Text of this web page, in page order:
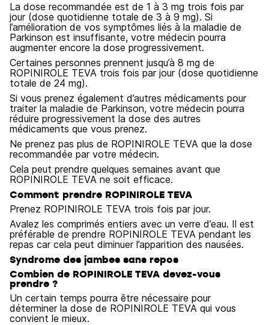
La dose recommandée est de 1 à 3 mg trois fois par
jour (dose quotidienne totale de 3 à 9 mg). Si
l’amélioration de vos symptômes liés à la maladie de
Parkinson est insuffisante, votre médecin pourra
augmenter encore la dose progressivement.
Certaines personnes prennent jusqu’à 8 mg de
ROPINIROLE TEVA trois fois par jour (dose quotidienne
totale de 24 mg).
Si vous prenez également d’autres médicaments pour
traiter la maladie de Parkinson, votre médecin pourra
réduire progressivement la dose des autres
médicaments que vous prenez.
Ne prenez pas plus de ROPINIROLE TEVA que la dose
recommandée par votre médecin.
Cela peut prendre quelques semaines avant que
ROPINIROLE TEVA ne soit efficace.
Comment prendre ROPINIROLE TEVA
Prenez ROPINIROLE TEVA trois fois par jour.
Avalez les comprimés entiers avec un verre d’eau. Il est
préférable de prendre ROPINIROLE TEVA pendant les
repas car cela peut diminuer l’apparition des nausées.
Syndrome des jambes sans repos
Combien de ROPINIROLE TEVA devez-vous
prendre ?
Un certain temps pourra être nécessaire pour
déterminer la dose de ROPINIROLE TEVA qui vous
convient le mieux.